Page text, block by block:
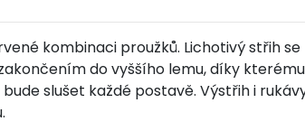
kombinaci proužků. Lichotivý střih se
do vyššího lemu, díky
slušet každé postavě. Výstřih i